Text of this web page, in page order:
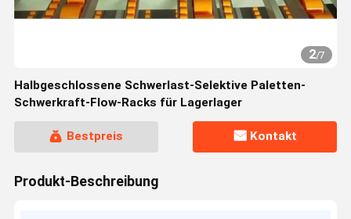
2/7
Halbgeschlossene Schwerlast-Selektive Paletten-
Schwerkraft-Flow-Racks für Lagerlager
Bestpreis Kontakt
Produkt-Beschreibung